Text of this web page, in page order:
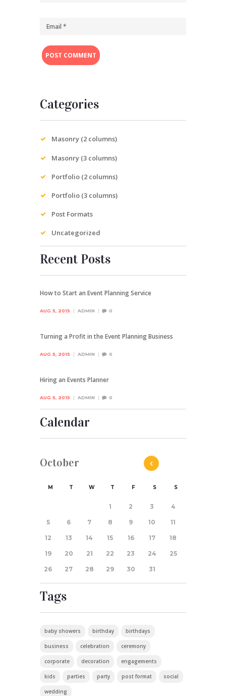
Categories
Masonry (2 columns)
Masonry (3 columns)
Portfolio (2 columns)
Portfolio (3 columns)
Post Formats
Uncategorized
Recent Posts
How to Start an Event Planning Service
AUG 5, 2015 ADMIN 0
Turning a Profit in the Event Planning Business
AUG 5, 2015 ADMIN 0
Hiring an Events Planner
AUG 5, 2015 ADMIN 0
Calendar
October
M T W T F S S
1 2 3 4
5 6 7 8 9 10 11
12 13 14 15 16 17 18
19 20 21 22 23 24 25
26 27 28 29 30 31
Tags
baby showers birthday birthdays
business celebration ceremony
corporate decoration engagements
kids parties party post format social
wedding